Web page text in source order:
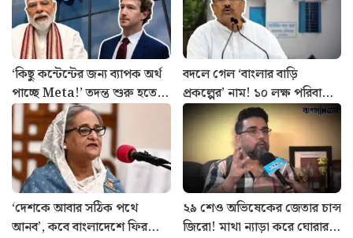
‘কিছু কন্টেন্টের জন্য ব্যাপক অর্থ
পাচ্ছে Meta!’ তদন্ত শুরু হতেই
প্রকাশে বড় তথ্য
বদলে গেল ‘বাংলার বাড়ি
প্রকল্পের’ নাম! ১০ লক্ষ পরিবারের
উদেশ্যে বড় ঘোষণা শুভেন্দুর
‘দেশকে আবার সঠিক পথে
আনব’, কবে বাংলাদেশে ফিরছেন
২৯ শেও অভিষেকের জেতার চান্স
জিরো! মাথা ন্যাড়া করে ঘোরার